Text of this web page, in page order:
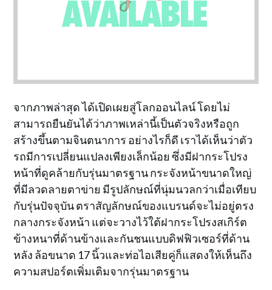
จากภาพล่าสุด ได้เปิดเผยสู่โลกออนไลน์ โดยไม่
สามารถยืนยันได้ว่าภาพเหล่านี้เป็นตัวจริงหรือถูก
สร้างขึ้นตามจินตนาการ อย่างไรก็ดี เราได้เห็นว่าตัว
รถมีการเปลี่ยนแปลงเพียงเล็กน้อย ซึ่งมีฝากระโปรง
หน้าที่ดูคล้ายกับรุ่นมาตรฐาน กระจังหน้าขนาดใหญ่
ที่มีลวดลายตาข่าย มีรูปลักษณ์ที่นุ่มนวลกว่าเมื่อเทียบ
กับรุ่นปัจจุบัน ตราสัญลักษณ์ของแบรนด์จะไม่อยู่ตรง
กลางกระจังหน้า แต่จะวางไว้ใต้ฝากระโปรงสเกิร์ต
ข้างหนาที่ด้านข้างและกันชนแบบดิฟฟิวเซอร์ที่ด้าน
หลัง ล้อขนาด 17 นิ้วและท่อไอเสียคู่ก็แสดงให้เห็นถึง
ความสปอร์ตเพิ่มเติมจากรุ่นมาตรฐาน